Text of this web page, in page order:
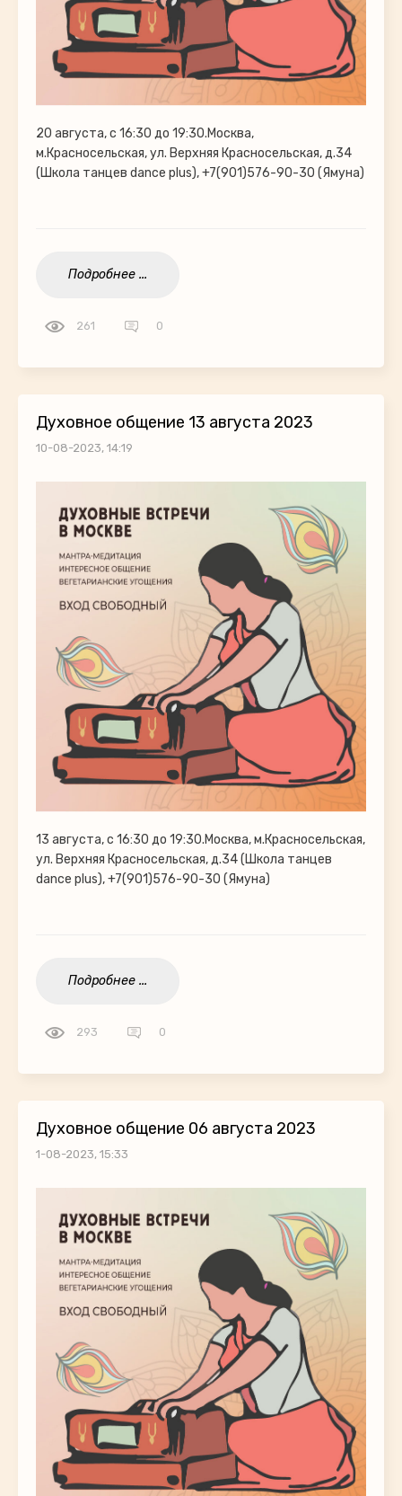
20 августа, с 16:30 до 19:30.Москва,
м.Красносельская, ул. Верхняя Красносельская, д.34
(Школа танцев dance plus), +7(901)576-90-30 (Ямуна)
Подробнее ...
261 0
Духовное общение 13 августа 2023
10-08-2023, 14:19
13 августа, с 16:30 до 19:30.Москва, м.Красносельская,
ул. Верхняя Красносельская, д.34 (Школа танцев
dance plus), +7(901)576-90-30 (Ямуна)
Подробнее ...
293 0
Духовное общение 06 августа 2023
1-08-2023, 15:33